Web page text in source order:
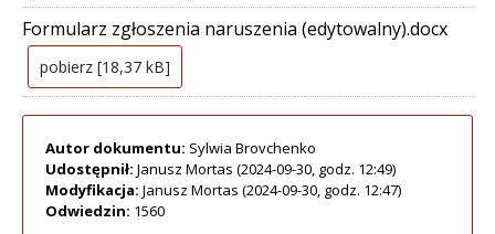
Formularz zgłoszenia naruszenia (edytowalny).docx
pobierz [18,37 kB]
Autor dokumentu: Sylwia Brovchenko
Udostępnił: Janusz Mortas (2024-09-30, godz. 12:49)
Modyfikacja: Janusz Mortas (2024-09-30, godz. 12:47)
Odwiedzin: 1560